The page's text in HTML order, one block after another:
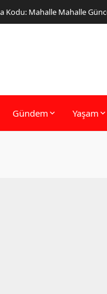
Kodu: Mahalle Mahalle
Gündem Yaşam